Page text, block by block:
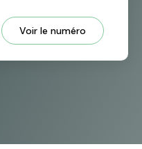
Voir le numéro